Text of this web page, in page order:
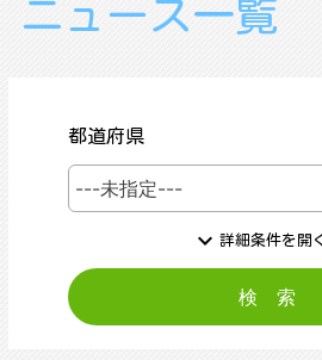
ニュース一覧
都道府県
expand_more 詳細条件を開く